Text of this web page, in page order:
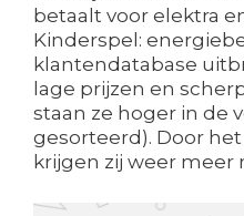
betaalt voor elektra
Kinderspel:
klantendatabase
lage prijzen en
staan ze hoger in de
gesorteerd). Door
krijgen zij weer meer